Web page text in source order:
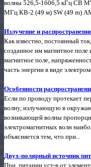
волны 526,5-1606,5 кГц СВ
МГц КВ-2 (49 м) SW (49 m)
Излучение и
Как известно, постоянный
созданное им магнитное
магнитное поле,
часть энергии в виде
Особенности
Если по проводу протекает
волну, излучающую в
возникающей волны
электромагнитных волн
объясняется тем, что при...
Двух-полярный источник
При питании уст-в от